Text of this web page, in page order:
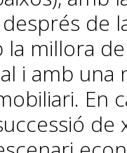
després de
la millora
i amb una
En
de